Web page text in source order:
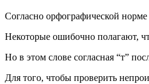
Согласно орфографической
Некоторые ошибочно полагают,
Но в этом слове согласная “т”
Для того, чтобы проверить